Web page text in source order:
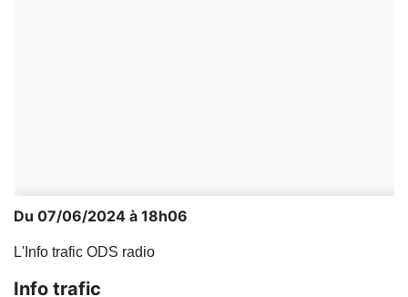
Du 07/06/2024 à 18h06
L'Info trafic ODS radio
Info trafic